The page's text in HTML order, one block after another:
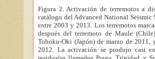
Figura 2. Activación de terremotos a
catálogo del Advanced National Seismic
entre 2003 y 2013. Los terremotos
después del terremoto de Maule
Tohoku-Oki (Japón) de marzo de 2011,
2012. La activación se produjo casi